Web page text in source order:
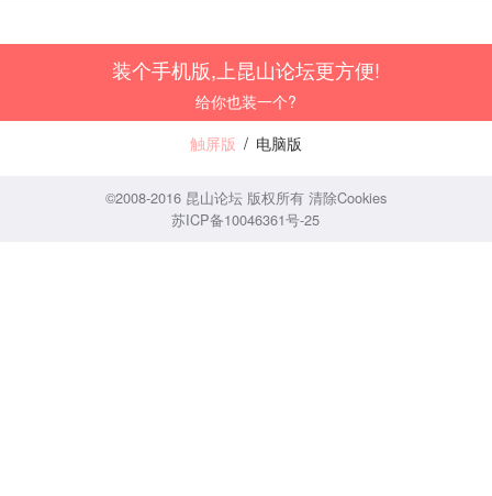
装个手机版,上昆山论坛更方便!
给你也装一个?
触屏版 / 电脑版
©2008-2016 昆山论坛 版权所有 清除Cookies
苏ICP备10046361号-25